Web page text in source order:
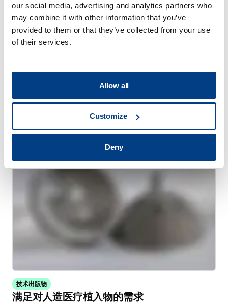
our social media, advertising and analytics partners who
may combine it with other information that you’ve
provided to them or that they’ve collected from your use
of their services.
Allow all
Customize
Deny
WHITE PAPER
通过高压热处理（HPHT™）减少热处理变形
技术出版物
满足对人造医疗植入物的需求